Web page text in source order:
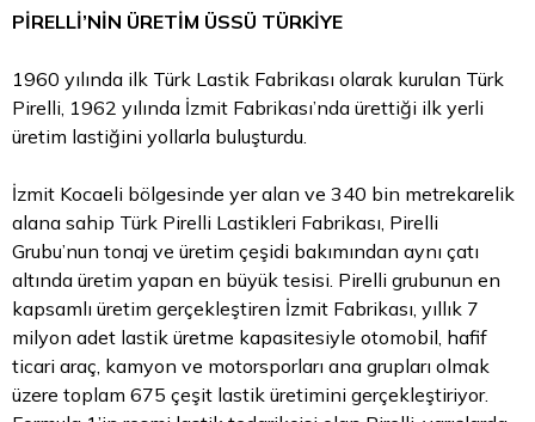
PİRELLİ’NİN ÜRETİM ÜSSÜ TÜRKİYE
1960 yılında ilk Türk Lastik Fabrikası olarak kurulan Türk
Pirelli, 1962 yılında İzmit Fabrikası’nda ürettiği ilk yerli
üretim lastiğini yollarla buluşturdu.
İzmit Kocaeli bölgesinde yer alan ve 340 bin metrekarelik
alana sahip Türk Pirelli Lastikleri Fabrikası, Pirelli
Grubu’nun tonaj ve üretim çeşidi bakımından aynı çatı
altında üretim yapan en büyük tesisi. Pirelli grubunun en
kapsamlı üretim gerçekleştiren İzmit Fabrikası, yıllık 7
milyon adet lastik üretme kapasitesiyle otomobil, hafif
ticari araç, kamyon ve motorsporları ana grupları olmak
üzere toplam 675 çeşit lastik üretimini gerçekleştiriyor.